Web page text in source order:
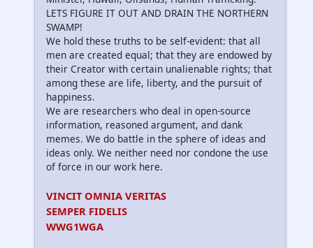
LETS FIGURE IT OUT AND DRAIN THE NORTHERN
SWAMP!
We hold these truths to be self-evident: that all
men are created equal; that they are endowed by
their Creator with certain unalienable rights; that
among these are life, liberty, and the pursuit of
happiness.
We are researchers who deal in open-source
information, reasoned argument, and dank
memes. We do battle in the sphere of ideas and
ideas only. We neither need nor condone the use
of force in our work here.
VINCIT OMNIA VERITAS
SEMPER FIDELIS
WWG1WGA